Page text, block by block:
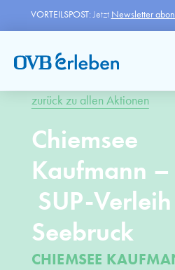
VORTEILSPOST:Jetzt Newsletter
zurück zu allen Aktionen
Chiemsee
Kaufmann –
SUP-Verleih
Seebruck
CHIEMSEE